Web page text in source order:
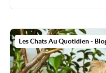
Les Chats Au Quotidien -